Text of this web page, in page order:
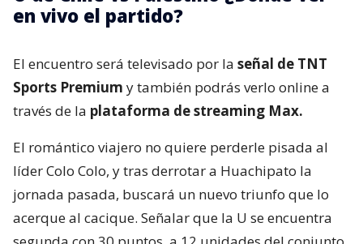
en vivo el partido?
El encuentro será televisado por la señal de TNT
Sports Premium y también podrás verlo online a
través de la plataforma de streaming Max.
El romántico viajero no quiere perderle pisada al
líder Colo Colo, y tras derrotar a Huachipato la
jornada pasada, buscará un nuevo triunfo que lo
acerque al cacique. Señalar que la U se encuentra